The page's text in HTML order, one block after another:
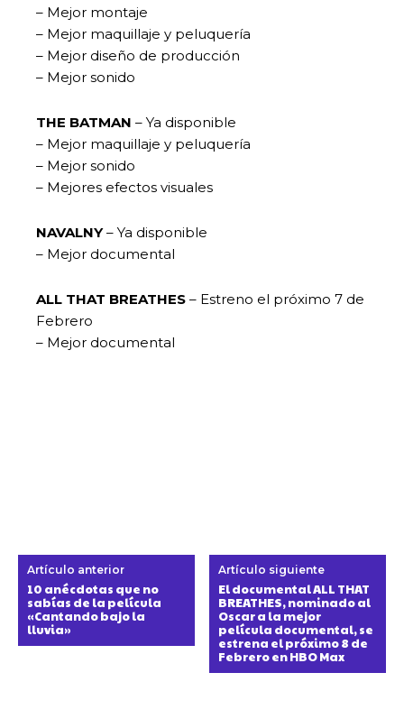
– Mejor montaje
– Mejor maquillaje y peluquería
– Mejor diseño de producción
– Mejor sonido
THE BATMAN – Ya disponible
– Mejor maquillaje y peluquería
– Mejor sonido
– Mejores efectos visuales
NAVALNY– Ya disponible
– Mejor documental
ALL THAT BREATHES – Estreno el próximo 7 de
Febrero
– Mejor documental
Artículo anterior
10 anécdotas que no
sabías de la película
«Cantando bajo la
lluvia»
Artículo siguiente
El documental ALL THAT
BREATHES, nominado al
Oscar a la mejor
película documental, se
estrena el próximo 8 de
Febrero en HBO Max